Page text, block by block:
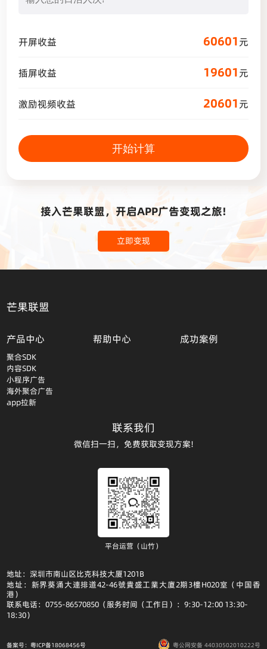
开屏收益 60601元
插屏收益 19601元
激励视频收益 20601元
开始计算
接入芒果联盟，开启APP广告变现之旅!
立即变现
芒果联盟
产品中心
聚合SDK
内容SDK
小程序广告
海外聚合广告
app拉新
帮助中心 成功案例
联系我们
微信扫一扫，免费获取变现方案!
平台运营（山竹）
地址：深圳市南山区比克科技大厦1201B
地址：新界葵涌大連排道42-46號貴盛工業大廈2期3樓H020室（中国香
港）
联系电话：0755-86570850（服务时间（工作日）：9:30-12:00 13:30-
18:30）
备案号：粤ICP备18068456号 粤公网安备 44030502010222号